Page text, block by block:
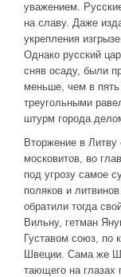
уважением.
на славу. Даже
укрепления
Однако русский
сняв осаду, были
меньше, чем в
треугольными
штурм города
Вторжение в Литву
московитов, во
под угрозу самое
поляков и
обратили тогда
Вильну, гетман
Густавом союз, по
Швеции. Сама же
тающего на глазах